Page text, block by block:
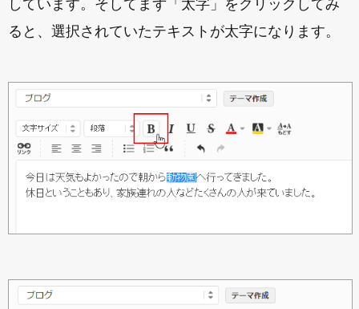
しています。そしてまず「太字」をクリックしてみ
ると、選択されていたテキストが太字になります。